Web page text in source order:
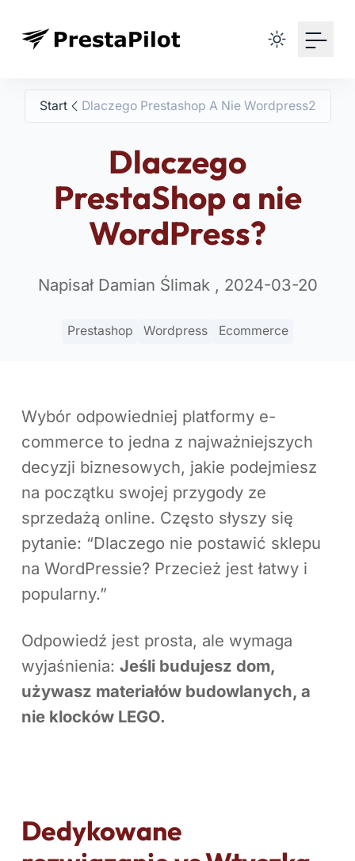
Start Dlaczego Prestashop A Nie Wordpress2
Dlaczego
PrestaShop a nie
WordPress?
Napisał Damian Ślimak , 2024-03-20
Prestashop Wordpress Ecommerce
Wybór odpowiedniej platformy e-
commerce to jedna z najważniejszych
decyzji biznesowych, jakie podejmiesz
na początku swojej przygody ze
sprzedażą online. Często słyszy się
pytanie: “Dlaczego nie postawić sklepu
na WordPressie? Przecież jest łatwy i
popularny.”
Odpowiedź jest prosta, ale wymaga
wyjaśnienia: Jeśli budujesz dom,
używasz materiałów budowlanych, a
nie klocków LEGO.
Dedykowane
or
Signup with Google